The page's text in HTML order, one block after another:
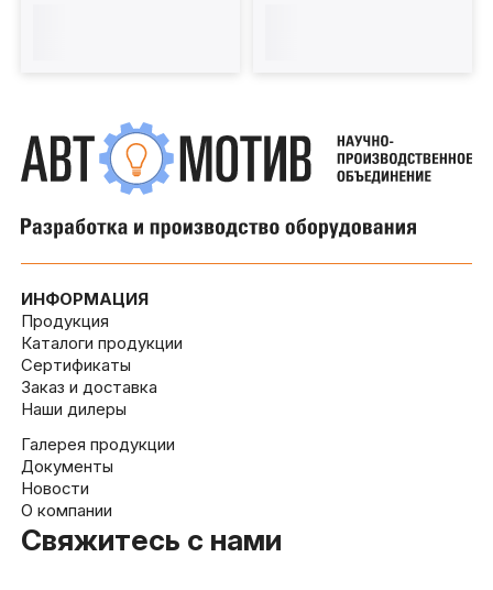
ИНФОРМАЦИЯ
Продукция
Каталоги продукции
Сертификаты
Заказ и доставка
Наши дилеры
Галерея продукции
Документы
Новости
О компании
Свяжитесь с нами